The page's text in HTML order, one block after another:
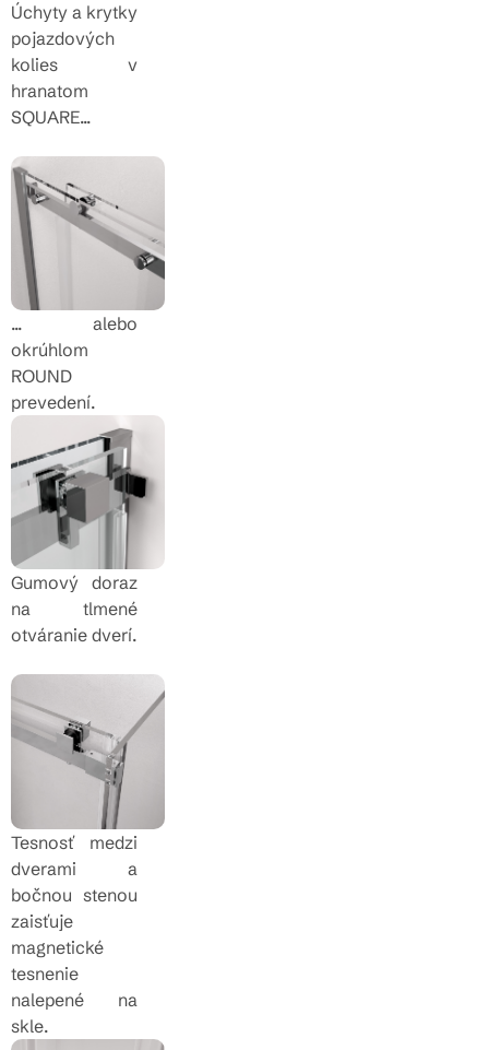
Úchyty a krytky
pojazdových
kolies v
hranatom
SQUARE...
... alebo
okrúhlom
ROUND
prevedení.
Gumový doraz
na tlmené
otváranie dverí.
Tesnosť medzi
dverami a
bočnou stenou
zaisťuje
magnetické
tesnenie
nalepené na
skle.